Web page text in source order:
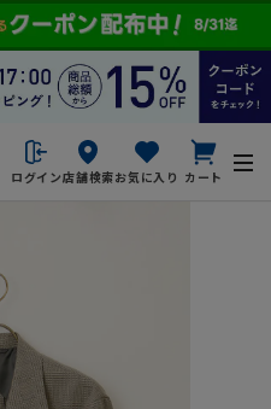
ログイン店舗検索お気に入り カート